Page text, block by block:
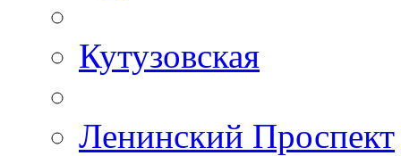
Кутузовская
Ленинский Проспект